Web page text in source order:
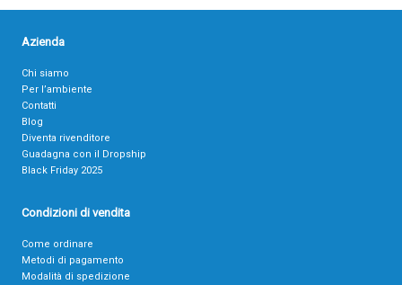
Azienda
Chi siamo
Per l’ambiente
Contatti
Blog
Diventa rivenditore
Guadagna con il Dropship
Black Friday 2025
Condizioni di vendita
Come ordinare
Metodi di pagamento
Modalità di spedizione